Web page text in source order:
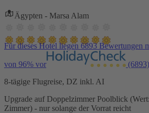
Ägypten - Marsa Alam
Für dieses Hotel liegen 6893 Bewertungen
von 96% vor (6893)
8-tägige Flugreise, DZ inkl. AI
Upgrade auf Doppelzimmer Poolblick
Zimmer) - nur solange der Vorrat reicht